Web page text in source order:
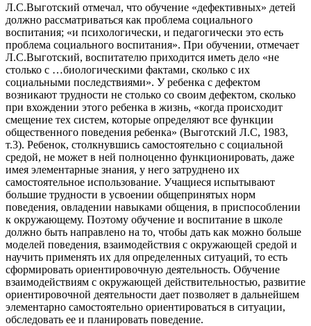
Л.С.Выготский отмечал, что обучение «дефективных» детей
должно рассматриваться как проблема социального
воспитания; «и психологически, и педагогически это есть
проблема социального воспитания». При обучении, отмечает
Л.С.Выготский, воспитателю приходится иметь дело «не
столько с …биологическими фактами, сколько с их
социальными последствиями». У ребенка с дефектом
возникают трудности не столько со своим дефектом, сколько
при вхождении этого ребенка в жизнь, «когда происходит
смещение тех систем, которые определяют все функции
общественного поведения ребенка» (Выготский Л.С, 1983,
т.3). Ребенок, столкнувшись самостоятельно с социальной
средой, не может в ней полноценно функционировать, даже
имея элементарные знания, у него затруднено их
самостоятельное использование. Учащиеся испытывают
большие трудности в усвоении общепринятых норм
поведения, овладении навыками общения, в приспособлении
к окружающему. Поэтому обучение и воспитание в школе
должно быть направлено на то, чтобы дать как можно больше
моделей поведения, взаимодействия с окружающей средой и
научить применять их для определенных ситуаций, то есть
сформировать ориентировочную деятельность. Обучение
взаимодействиям с окружающей действительностью, развитие
ориентировочной деятельности дает позволяет в дальнейшем
элементарно самостоятельно ориентироваться в ситуации,
обследовать ее и планировать поведение.